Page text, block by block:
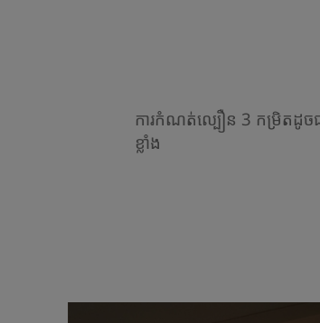
ការកំណត់ល្បឿន 3 កម្រិតដូ
ខ្លាំង